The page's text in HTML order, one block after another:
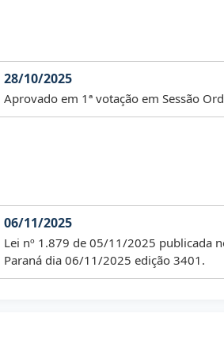
28/10/2025
Aprovado em 1ª votação em Sessão
06/11/2025
Lei nº 1.879 de 05/11/2025 publicada
Paraná dia 06/11/2025 edição 3401.